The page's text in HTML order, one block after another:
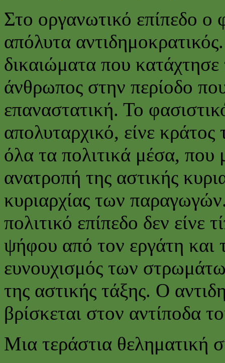
Στο οργανωτικό επίπεδο ο
απόλυτα
δικαιώματα που
άνθρωπος στην περίοδο
επαναστατική. Το
απολυταρχικό, είνε κράτος
όλα τα πολιτικά μέσα,
ανατροπή της αστικής
κυριαρχίας των
πολιτικό επίπεδο δεν είνε
ψήφου από τον εργάτη και
ευνουχισμός των
της αστικής τάξης. Ο
βρίσκεται στον αντίποδα
Μια τεράστια θεληματική